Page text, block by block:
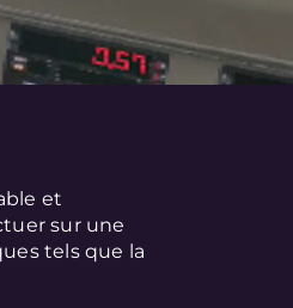
et
sur une
tels que la